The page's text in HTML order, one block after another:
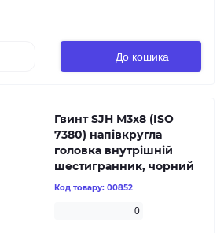
До кошика
Гвинт SJH М3х8 (ISO
7380) напівкругла
головка внутрішній
шестигранник, чорний
Код товару: 00852
0